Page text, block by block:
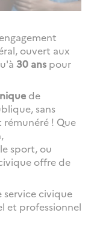
ouvert aux
30 ans pour
de
sans
! Que
sport, ou
offre de
service civique
et professionnel